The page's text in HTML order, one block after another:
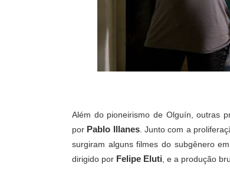
Além do pioneirismo de Olguín, outras
por Pablo Illanes. Junto com a
surgiram alguns filmes do subgênero
dirigido por Felipe Eluti , e a produção